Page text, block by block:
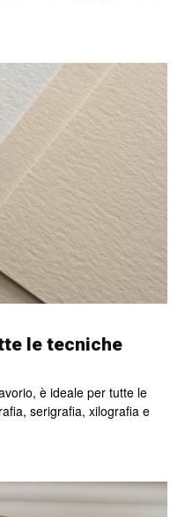
le tecniche
è ideale per tutte le
serigrafia, xilografia e